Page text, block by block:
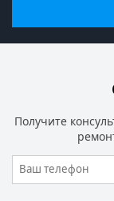
Получите